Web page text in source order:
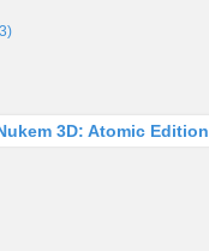
3D: Atomic Edition